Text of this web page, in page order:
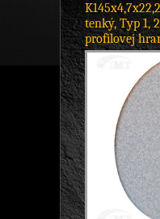
tenký, Typ 1,
profilovej